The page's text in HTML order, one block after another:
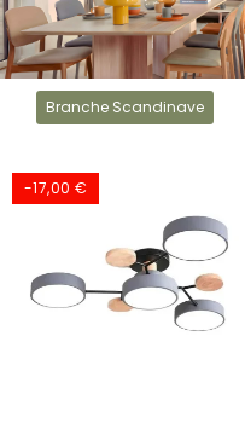
Branche Scandinave
-17,00 €